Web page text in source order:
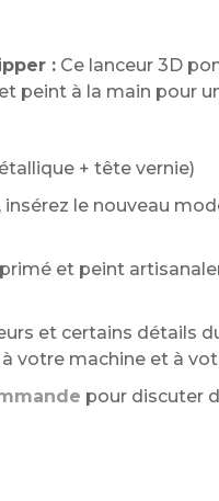
:Ce lanceur 3D
peint à la main pour
+ tête vernie)
insérez le nouveau
et peint
et certains détails
votre machine et à
pour discuter